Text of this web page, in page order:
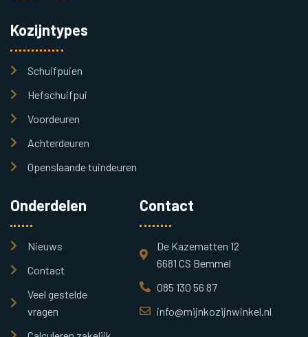
Kozijntypes
Schuifpuien
Hefschuifpui
Voordeuren
Achterdeuren
Openslaande tuindeuren
Onderdelen
Nieuws
Contact
Veel gestelde
vragen
Contact
De Kazematten 12
6681 CS Bemmel
085 130 56 87
info@mijnkozijnwinkel.nl